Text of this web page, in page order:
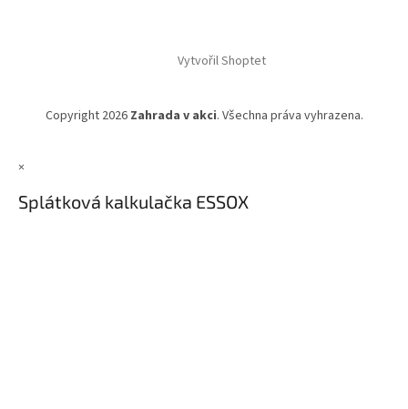
Vytvořil Shoptet
Copyright 2026 Zahrada v akci. Všechna práva vyhrazena.
×
Splátková kalkulačka ESSOX